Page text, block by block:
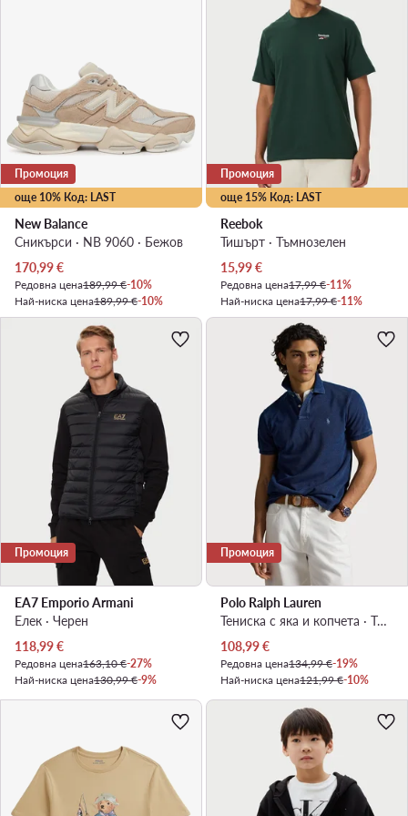
още 10% Код: LAST
Промоция
New Balance
Сникърси · NB 9060 · Бежов
Актуална цена
170,99€
Редовна цена189,99 €-10%
Най-ниска цена189,99 €-10%
още 15% Код: LAST
Промоция
Reebok
Тишърт · Тъмнозелен
Актуална цена
15,99€
Редовна цена17,99 €-11%
Най-ниска цена17,99 €-11%
Промоция
EA7 Emporio Armani
Елек · Черен
Актуална цена
118,99€
Редовна цена163,10 €-27%
Най-ниска цена130,99 €-9%
Промоция
Polo Ralph Lauren
Тениска с яка и копчета · Тъмносин
Актуална цена
108,99€
Редовна цена134,99 €-19%
Най-ниска цена121,99 €-10%